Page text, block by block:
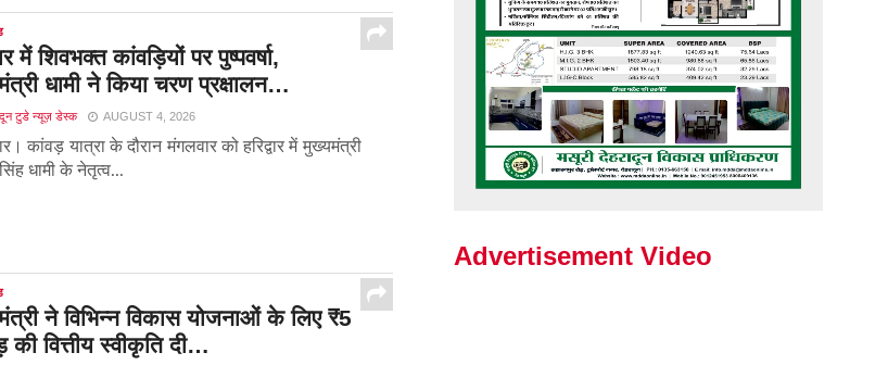
में शिवभक्त कांवड़ियों पर पुष्पवर्षा,
धामी ने किया चरण प्रक्षालन…
टुडे न्यूज़ डेस्क AUGUST 4, 2026
कांवड़ यात्रा के दौरान मंगलवार को हरिद्वार में मुख्यमंत्री
धामी के नेतृत्व...
ने विभिन्न विकास योजनाओं के लिए ₹5
की वित्तीय स्वीकृति दी…
Advertisement Video